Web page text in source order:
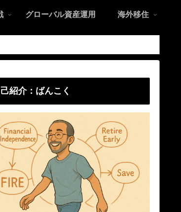
グローバル資産運用 海外移住
紹介：ばんこく